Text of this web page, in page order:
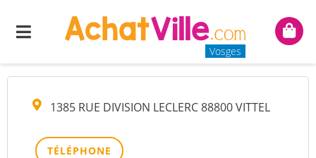
Menu
Vosges
Mon
CULMINIQUE PRIMEURS
1385 RUE DIVISION LECLERC 88800 VITTEL
TÉLÉPHONE